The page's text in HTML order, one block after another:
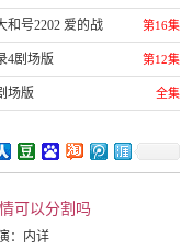
和号2202 爱的战 第16集
4剧场版 第12集
场版 全集
可以分割吗
：
内详